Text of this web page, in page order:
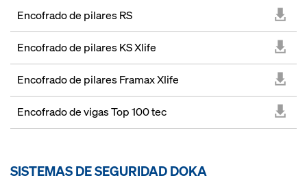
Encofrado de pilares RS
Encofrado de pilares KS Xlife
Encofrado de pilares Framax Xlife
Encofrado de vigas Top 100 tec
SISTEMAS DE SEGURIDAD DOKA